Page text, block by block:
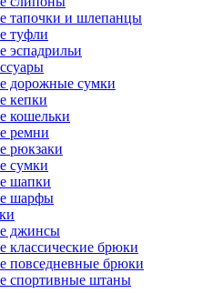
тапочки и шлепанцы
туфли
эспадрильи
дорожные сумки
кепки
кошельки
ремни
рюкзаки
сумки
шапки
шарфы
джинсы
классические брюки
повседневные брюки
спортивные штаны